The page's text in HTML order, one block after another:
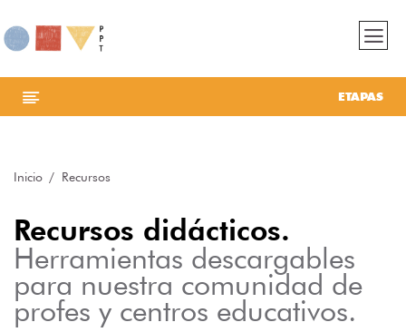
ETAPAS
Inicio Recursos
Recursos didácticos.
Herramientas descargables
para nuestra comunidad de
profes y centros educativos.